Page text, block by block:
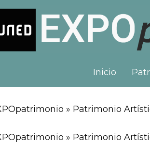
Inicio
» Patrimonio
» Patrimonio